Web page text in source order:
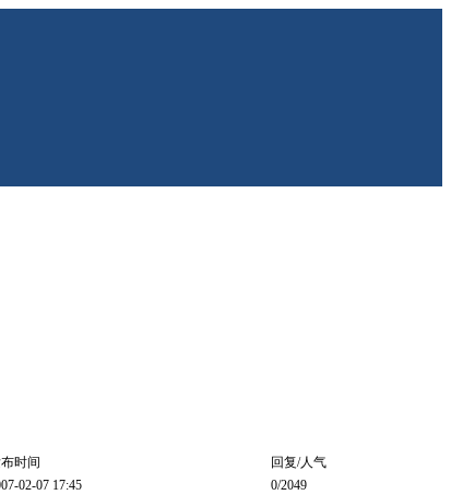
时间
回复/人气
02-07 17:45 0/2049